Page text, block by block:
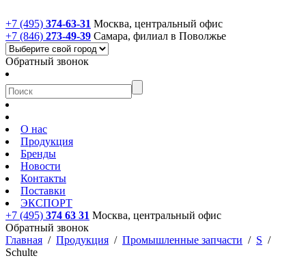
+7 (495) 374-63-31 Москва, центральный офис
+7 (846) 273-49-39 Самара, филиал в Поволжье
Обратный звонок
О нас
Продукция
Бренды
Новости
Контакты
Поставки
ЭКСПОРТ
+7 (495) 374 63 31 Москва, центральный офис
Обратный звонок
Главная / Продукция / Промышленные запчасти / S /
Schulte